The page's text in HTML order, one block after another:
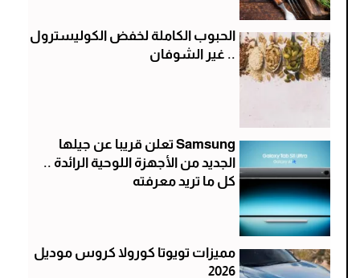
الحبوب الكاملة لخفض الكوليسترول
.. غير الشوفان
Samsung تعلن قريبا عن جيلها
الجديد من الأجهزة اللوحية الرائدة ..
كل ما تريد معرفته
مميزات تويوتا كورولا كروس موديل
2026